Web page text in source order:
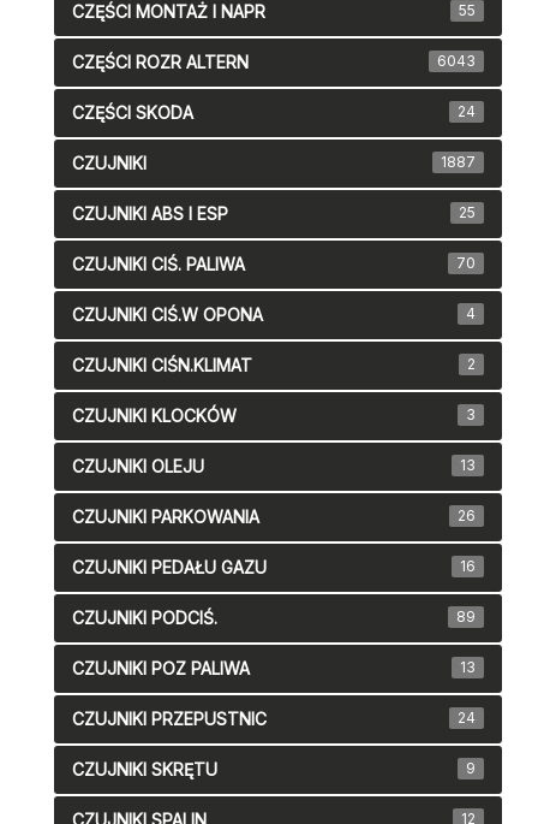
CZĘŚCI MONTAŻ I NAPR 55
CZĘŚCI ROZR ALTERN 6043
CZĘŚCI SKODA 24
CZUJNIKI 1887
CZUJNIKI ABS I ESP 25
CZUJNIKI CIŚ. PALIWA 70
CZUJNIKI CIŚ.W OPONA 4
CZUJNIKI CIŚN.KLIMAT 2
CZUJNIKI KLOCKÓW 3
CZUJNIKI OLEJU 13
CZUJNIKI PARKOWANIA 26
CZUJNIKI PEDAŁU GAZU 16
CZUJNIKI PODCIŚ. 89
CZUJNIKI POZ PALIWA 13
CZUJNIKI PRZEPUSTNIC 24
CZUJNIKI SKRĘTU 9
12